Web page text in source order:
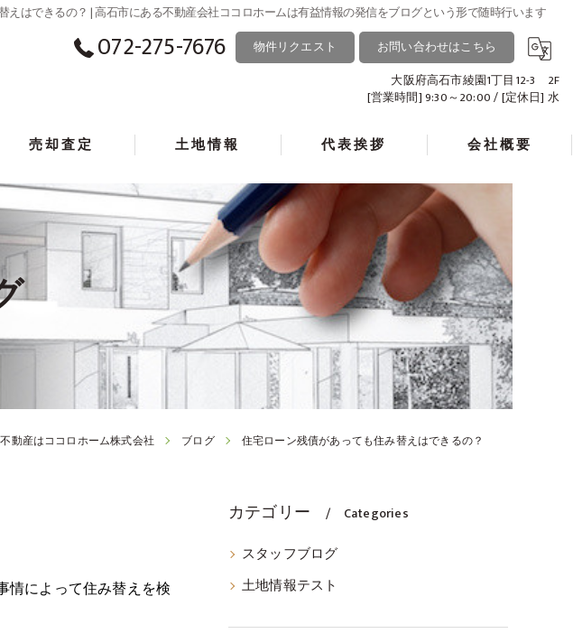
えはできるの？ | 高石市にある不動産会社ココロホームは有益情報の発信をブログという形で随時行います
072-275-7676 物件リクエスト
お問い合わせはこちら
大阪府高石市綾園1丁目12-3 2F
[営業時間] 9:30～20:00 / [定休日] 水
売却査定 土地情報 代表挨拶 会社概要
動産はココロホーム株式会社 ブログ 住宅ローン残債があっても住み替えはできるの？
情によって住み替えを検
カテゴリー Categories
スタッフブログ
土地情報テスト